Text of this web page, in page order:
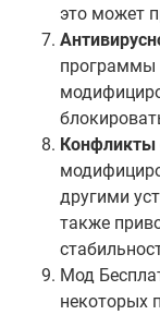
это может
программы
Конфликты
другими
также
Мод
некоторых